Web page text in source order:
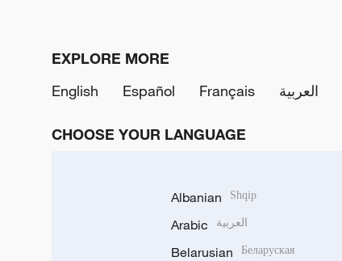
EXPLORE MORE
English
Español Français العربية
CHOOSE YOUR LANGUAGE
Albanian Shqip
Arabic العربية
Belarusian Беларуская